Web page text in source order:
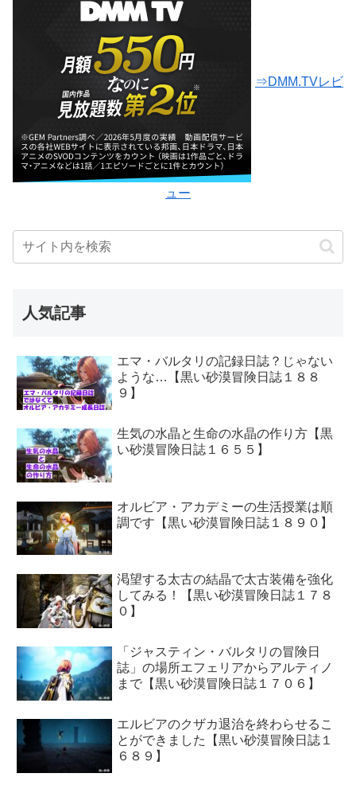
⇒DMM.TVレビ
ュー
人気記事
エマ・バルタリの記録日誌？じゃない
ような…【黒い砂漠冒険日誌１８８
９】
生気の水晶と生命の水晶の作り方【黒
い砂漠冒険日誌１６５５】
オルビア・アカデミーの生活授業は順
調です【黒い砂漠冒険日誌１８９０】
渇望する太古の結晶で太古装備を強化
してみる！【黒い砂漠冒険日誌１７８
０】
「ジャスティン・バルタリの冒険日
誌」の場所エフェリアからアルティノ
まで【黒い砂漠冒険日誌１７０６】
エルビアのクザカ退治を終わらせるこ
とができました【黒い砂漠冒険日誌１
６８９】